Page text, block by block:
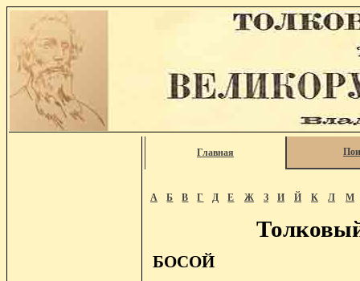
Главная
А Б В Г Д Е Ж З И Й К Л М
БОСОЙ